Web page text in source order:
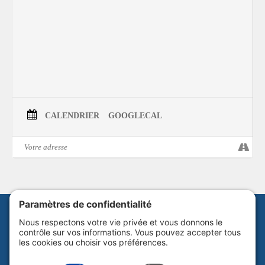
CALENDRIER GOOGLECAL